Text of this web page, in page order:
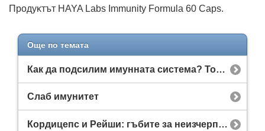
Πpoдyĸтът HAYA Labs Immunity Formula 60 Caps.
Още по темата
Как да подсилим имунната система? Топ 10 добавки и билки за здрав имунитет
Слаб имунитет
Кордицепс и Рейши: гъбите за неизчерпаема енергия и желязно здраве